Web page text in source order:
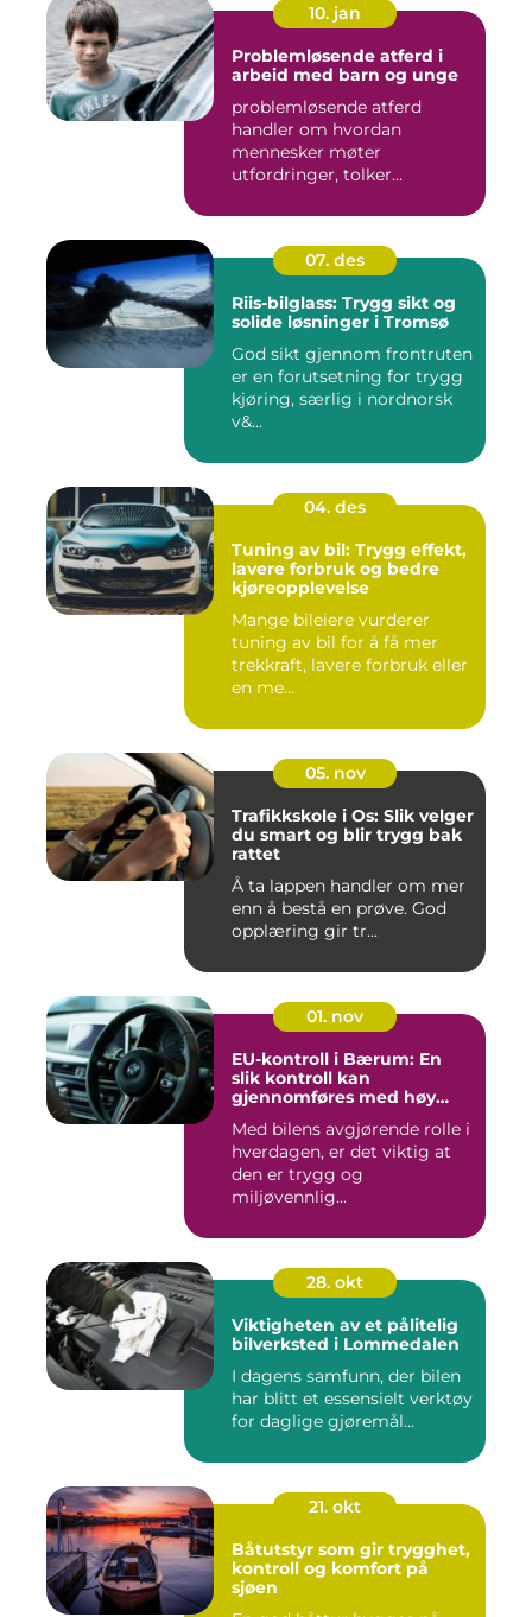
10. jan
Problemløsende atferd i
arbeid med barn og unge
problemløsende atferd
handler om hvordan
mennesker møter
utfordringer, tolker
07. des
Riis-bilglass: Trygg sikt og
solide løsninger i Tromsø
God sikt gjennom frontruten
er en forutsetning for trygg
kjøring, særlig i nordnorsk
v&...
04. des
Tuning av bil: Trygg effekt,
lavere forbruk og bedre
kjøreopplevelse
Mange bileiere vurderer
tuning av bil for å få mer
trekkraft, lavere forbruk eller
en me...
05. nov
Trafikkskole i Os: Slik velger
du smart og blir trygg bak
rattet
Å ta lappen handler om mer
enn å bestå en prøve. God
opplæring gir tr...
01. nov
EU-kontroll i Bærum: En
slik kontroll kan
gjennomføres med høy
Med bilens avgjørende rolle i
hverdagen, er det viktig at
den er trygg og
miljøvennlig...
28. okt
Viktigheten av et pålitelig
bilverksted i Lommedalen
I dagens samfunn, der bilen
har blitt et essensielt verktøy
for daglige gjøremål...
21. okt
Båtutstyr som gir trygghet,
kontroll og komfort på
sjøen